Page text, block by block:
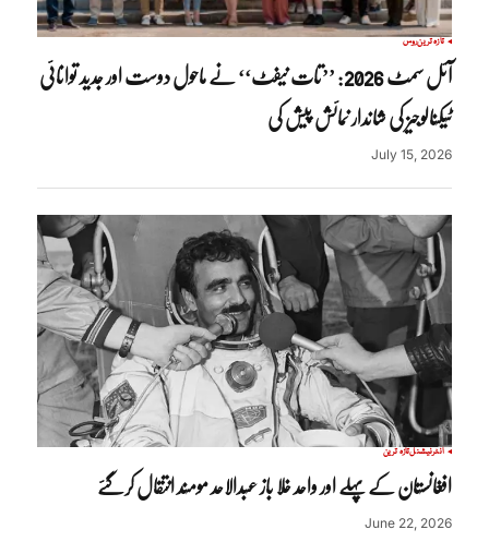
تازہ ترینروس
آئل سمٹ 2026: ’’تات نیفٹ‘‘ نے ماحول دوست اور جدید توانائی
ٹیکنالوجیز کی شاندار نمائش پیش کی
July 15, 2026
انٹرنیشنلتازہ ترین
افغانستان کے پہلے اور واحد خلا باز عبدالاحد مومند انتقال کرگئے
June 22, 2026